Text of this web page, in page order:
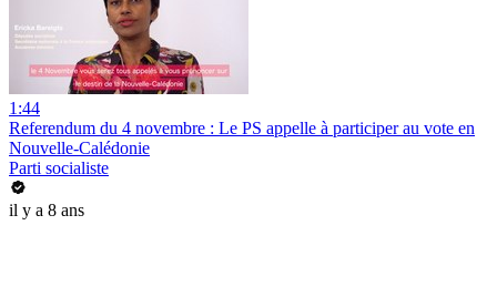
1:44
Referendum du 4 novembre : Le PS appelle à participer au vote en
Nouvelle-Calédonie
Parti socialiste
il y a 8 ans